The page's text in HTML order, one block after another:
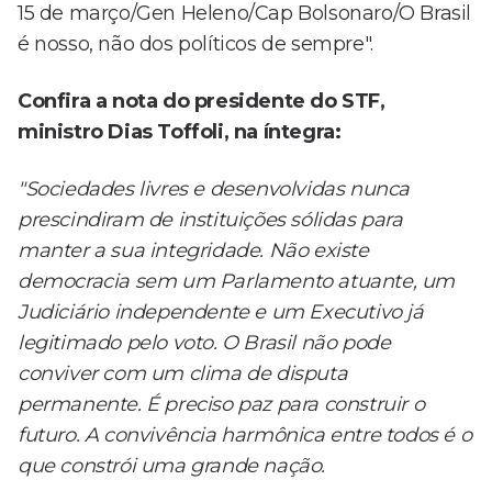
15 de março/Gen Heleno/Cap Bolsonaro/O Brasil
é nosso, não dos políticos de sempre".
Confira a nota do presidente do STF,
ministro Dias Toffoli, na íntegra:
"Sociedades livres e desenvolvidas nunca
prescindiram de instituições sólidas para
manter a sua integridade. Não existe
democracia sem um Parlamento atuante, um
Judiciário independente e um Executivo já
legitimado pelo voto. O Brasil não pode
conviver com um clima de disputa
permanente. É preciso paz para construir o
futuro. A convivência harmônica entre todos é o
que constrói uma grande nação.